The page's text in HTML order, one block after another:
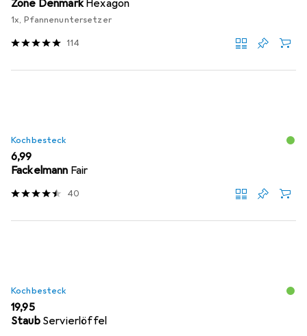
Zone Denmark Hexagon
1x, Pfannenuntersetzer
114
Kochbesteck
EUR
6,99
Fackelmann Fair
40
Kochbesteck
EUR
19,95
Staub Servierlöffel